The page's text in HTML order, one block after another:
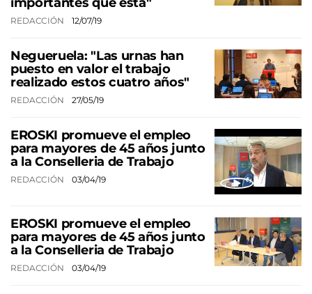
REDACCIÓN 12/07/19
Negueruela: "Las urnas han
puesto en valor el trabajo
realizado estos cuatro años"
REDACCIÓN 27/05/19
EROSKI promueve el empleo
para mayores de 45 años junto
a la Conselleria de Trabajo
REDACCIÓN 03/04/19
EROSKI promueve el empleo
para mayores de 45 años junto
a la Conselleria de Trabajo
REDACCIÓN 03/04/19